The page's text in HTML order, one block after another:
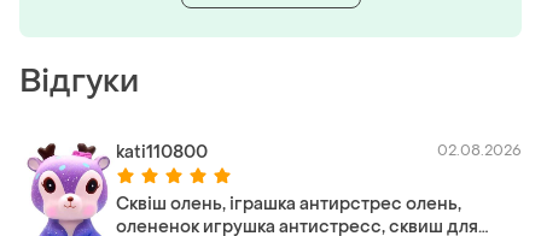
Відгуки
kati110800 02.08.2026
Сквіш олень, іграшка антирстрес олень,
олененок игрушка антистресс, сквиш для